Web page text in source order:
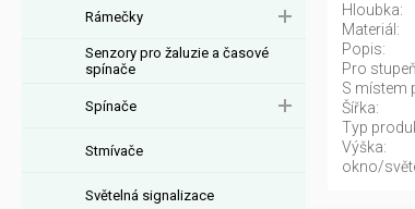
Rámečky
Senzory pro žaluzie a časové
spínače
Spínače
Stmívače
Světelná signalizace
Hloubka:
Materiál:
Popis:
Pro
S místem
Šířka:
Typ
Výška:
okno/